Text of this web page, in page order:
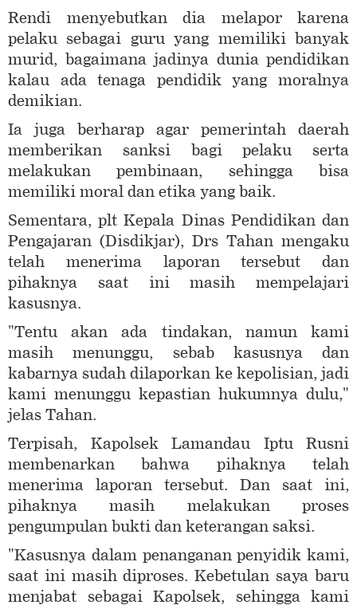
Rendi menyebutkan dia melapor karena
pelaku sebagai guru yang memiliki banyak
murid, bagaimana jadinya dunia pendidikan
kalau ada tenaga pendidik yang moralnya
demikian.
Ia juga berharap agar pemerintah daerah
memberikan sanksi bagi pelaku serta
melakukan pembinaan, sehingga bisa
memiliki moral dan etika yang baik.
Sementara, plt Kepala Dinas Pendidikan dan
Pengajaran (Disdikjar), Drs Tahan mengaku
telah menerima laporan tersebut dan
pihaknya saat ini masih mempelajari
kasusnya.
"Tentu akan ada tindakan, namun kami
masih menunggu, sebab kasusnya dan
kabarnya sudah dilaporkan ke kepolisian, jadi
kami menunggu kepastian hukumnya dulu,"
jelas Tahan.
Terpisah, Kapolsek Lamandau Iptu Rusni
membenarkan bahwa pihaknya telah
menerima laporan tersebut. Dan saat ini,
pihaknya masih melakukan proses
pengumpulan bukti dan keterangan saksi.
"Kasusnya dalam penanganan penyidik kami,
saat ini masih diproses. Kebetulan saya baru
menjabat sebagai Kapolsek, sehingga kami